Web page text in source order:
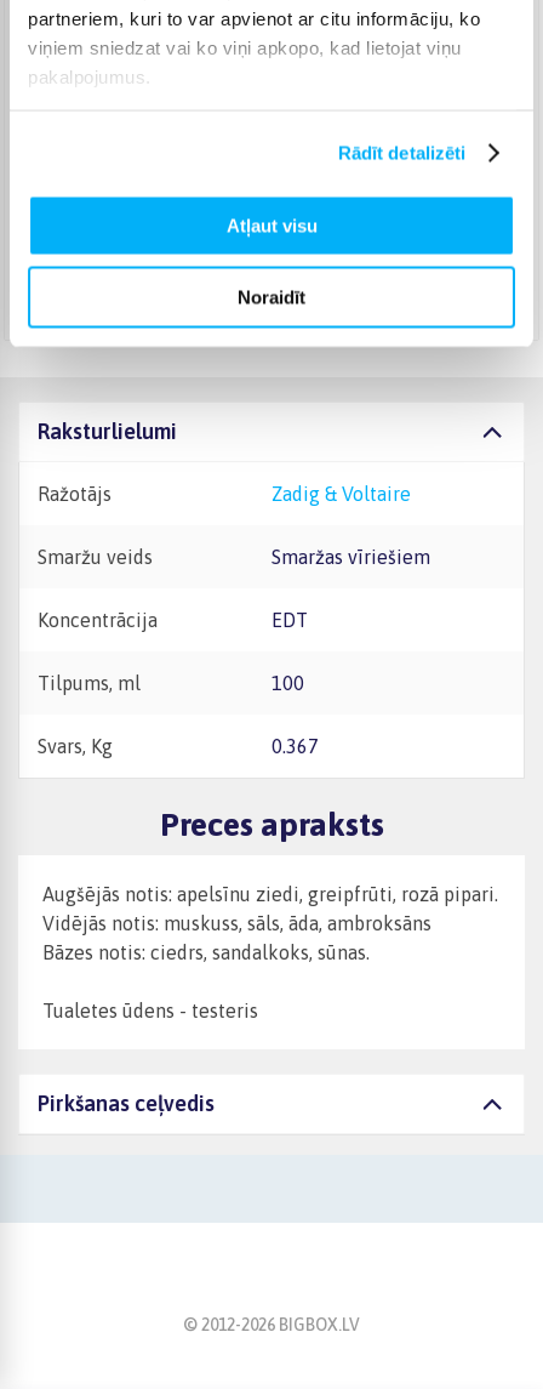
partneriem, kuri to var apvienot ar citu informāciju, ko
viņiem sniedzat vai ko viņi apkopo, kad lietojat viņu
pakalpojumus.
Rādīt detalizēti
Atļaut visu
Noraidīt
Venipak Kurjers (3,99 €)
Apmaksā pilnu summu skaidrā naudā piegādes brīdī.
Augusts 18d. - Augusts 27d.
4,99 €)
Augusts 18d. - Augusts 27d.
Raksturlielumi
Ražotājs Zadig & Voltaire
Smaržu veids Smaržas vīriešiem
Koncentrācija EDT
Tilpums, ml 100
Svars, Kg 0.367
Preces apraksts
Augšējās notis: apelsīnu ziedi, greipfrūti, rozā pipari.
Vidējās notis: muskuss, sāls, āda, ambroksāns
Bāzes notis: ciedrs, sandalkoks, sūnas.
Tualetes ūdens - testeris
Pirkšanas ceļvedis
© 2012-2026 BIGBOX.LV